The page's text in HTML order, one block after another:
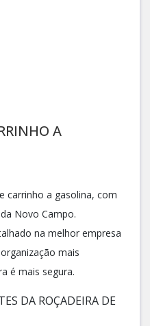
A
carrinho a gasolina, com
Novo Campo.
na melhor empresa
mais
é mais segura.
DA ROÇADEIRA DE